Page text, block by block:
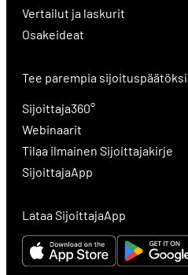
Vertailut ja laskurit
Osakeideat
Tee parempia
Sijoittaja360°
Webinaarit
Tilaa ilmainen Sijoittajakirje
SijoittajaApp
Lataa SijoittajaApp